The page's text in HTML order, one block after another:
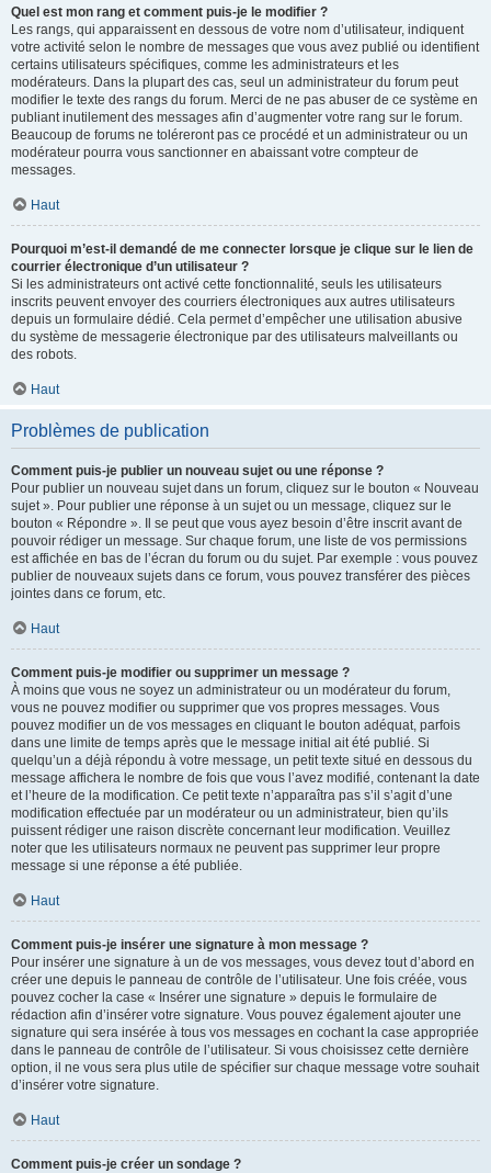
Quel est mon rang et comment puis-je le modifier ?
Les rangs, qui apparaissent en dessous de votre nom d’utilisateur, indiquent
votre activité selon le nombre de messages que vous avez publié ou identifient
certains utilisateurs spécifiques, comme les administrateurs et les
modérateurs. Dans la plupart des cas, seul un administrateur du forum peut
modifier le texte des rangs du forum. Merci de ne pas abuser de ce système en
publiant inutilement des messages afin d’augmenter votre rang sur le forum.
Beaucoup de forums ne toléreront pas ce procédé et un administrateur ou un
modérateur pourra vous sanctionner en abaissant votre compteur de
messages.
Haut
Pourquoi m’est-il demandé de me connecter lorsque je clique sur le lien de
courrier électronique d’un utilisateur ?
Si les administrateurs ont activé cette fonctionnalité, seuls les utilisateurs
inscrits peuvent envoyer des courriers électroniques aux autres utilisateurs
depuis un formulaire dédié. Cela permet d’empêcher une utilisation abusive
du système de messagerie électronique par des utilisateurs malveillants ou
des robots.
Haut
Problèmes de publication
Comment puis-je publier un nouveau sujet ou une réponse ?
Pour publier un nouveau sujet dans un forum, cliquez sur le bouton « Nouveau
sujet ». Pour publier une réponse à un sujet ou un message, cliquez sur le
bouton « Répondre ». Il se peut que vous ayez besoin d’être inscrit avant de
pouvoir rédiger un message. Sur chaque forum, une liste de vos permissions
est affichée en bas de l’écran du forum ou du sujet. Par exemple : vous pouvez
publier de nouveaux sujets dans ce forum, vous pouvez transférer des pièces
jointes dans ce forum, etc.
Haut
Comment puis-je modifier ou supprimer un message ?
À moins que vous ne soyez un administrateur ou un modérateur du forum,
vous ne pouvez modifier ou supprimer que vos propres messages. Vous
pouvez modifier un de vos messages en cliquant le bouton adéquat, parfois
dans une limite de temps après que le message initial ait été publié. Si
quelqu’un a déjà répondu à votre message, un petit texte situé en dessous du
message affichera le nombre de fois que vous l’avez modifié, contenant la date
et l’heure de la modification. Ce petit texte n’apparaîtra pas s’il s’agit d’une
modification effectuée par un modérateur ou un administrateur, bien qu’ils
puissent rédiger une raison discrète concernant leur modification. Veuillez
noter que les utilisateurs normaux ne peuvent pas supprimer leur propre
message si une réponse a été publiée.
Haut
Comment puis-je insérer une signature à mon message ?
Pour insérer une signature à un de vos messages, vous devez tout d’abord en
créer une depuis le panneau de contrôle de l’utilisateur. Une fois créée, vous
pouvez cocher la case « Insérer une signature » depuis le formulaire de
rédaction afin d’insérer votre signature. Vous pouvez également ajouter une
signature qui sera insérée à tous vos messages en cochant la case appropriée
dans le panneau de contrôle de l’utilisateur. Si vous choisissez cette dernière
option, il ne vous sera plus utile de spécifier sur chaque message votre souhait
d’insérer votre signature.
Haut
Comment puis-je créer un sondage ?